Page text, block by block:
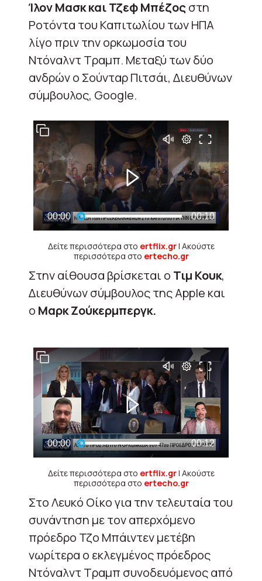
Ίλον Μασκ και Τζεφ Μπέζοςστη
Ροτόντα του Καπιτωλίου των ΗΠΑ
λίγο πριν την ορκωμοσία του
Ντόναλντ Τραμπ. Μεταξύ των δύο
ανδρών ο Σούνταρ Πιτσάι, Διευθύνων
σύμβουλος, Google.
Δείτε περισσότερα στο ertflix.gr| Ακούστε
περισσότερα στο ertecho.gr
Στην αίθουσα βρίσκεται ο Τιμ Κουκ,
Διευθύνων σύμβουλος της Apple και
ο Μαρκ Ζούκερμπεργκ.
Δείτε περισσότερα στο ertflix.gr| Ακούστε
περισσότερα στο ertecho.gr
Στο Λευκό Οίκο για την τελευταία του
συνάντηση με τον απερχόμενο
πρόεδρο Τζο Μπάιντεν μετέβη
νωρίτερα ο εκλεγμένος πρόεδρος
Ντόναλντ Τραμπ συνοδευόμενος από